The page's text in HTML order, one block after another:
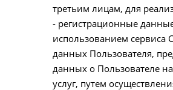
третьим лицам, для
- регистрационные
использованием сервиса
данных Пользователя,
данных о Пользователе
услуг, путем